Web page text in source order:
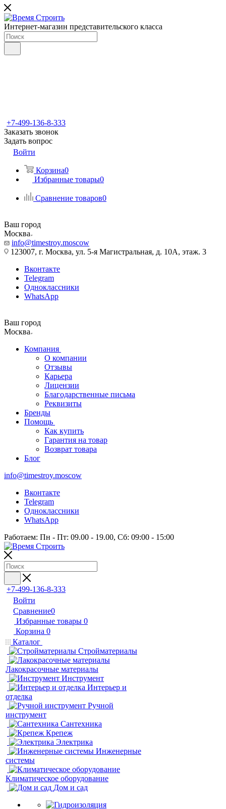
Интернет-магазин представительского класса
+7-499-136-8-333
Заказать звонок
Задать вопрос
Войти
Корзина0
Избранные товары0
Сравнение товаров0
Ваш город
Москва
info@timestroy.moscow
123007, г. Москва, ул. 5-я Магистральная, д. 10А, этаж. 3
Вконтакте
Telegram
Одноклассники
WhatsApp
Ваш город
Москва
Компания
О компании
Отзывы
Карьера
Лицензии
Благодарственные письма
Реквизиты
Бренды
Помощь
Как купить
Гарантия на товар
Возврат товара
Блог
info@timestroy.moscow
Вконтакте
Telegram
Одноклассники
WhatsApp
Работаем: Пн - Пт: 09.00 - 19.00, Сб: 09:00 - 15:00
+7-499-136-8-333
Войти
Сравнение0
Избранные товары 0
Корзина 0
Каталог
Стройматериалы
Лакокрасочные материалы
Инструмент
Интерьер и
отделка
Ручной
инструмент
Сантехника
Крепеж
Электрика
Инженерные
системы
Климатическое оборудование
Дом и сад